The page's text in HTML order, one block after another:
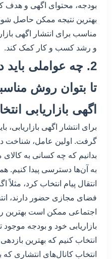
بودجه، محتوای اگهی و
بهترین نتیجه ممکن حاصل
مناسب برای انتشار اگهی
و رشد کسب و کار کمک کند.
2. چه عواملی
تا بتوان روش
اگهی بازاریابی
برای انتشار اگهی بازاریابی،
گرفت. اولین عامل، شناخت
بدانیم که چه کسانی به کالای
به آن‌ها دسترسی پیدا کنیم.
انتقال پیام انتخاب کرد،
فضای مجازی حضور دارند،
اجتماعی ممکن است بهترین
بازاریابی خود و بودجه موجود
انتخاب کنیم که بهترین
انتخاب کانال‌های انتشاری که